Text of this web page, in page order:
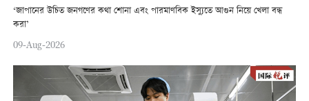
‘জাপানের উচিত জনগণের কথা শোনা এবং পারমাণবিক ইস্যুতে আগুন নিয়ে খেলা বন্ধ
করা’
09-Aug-2026